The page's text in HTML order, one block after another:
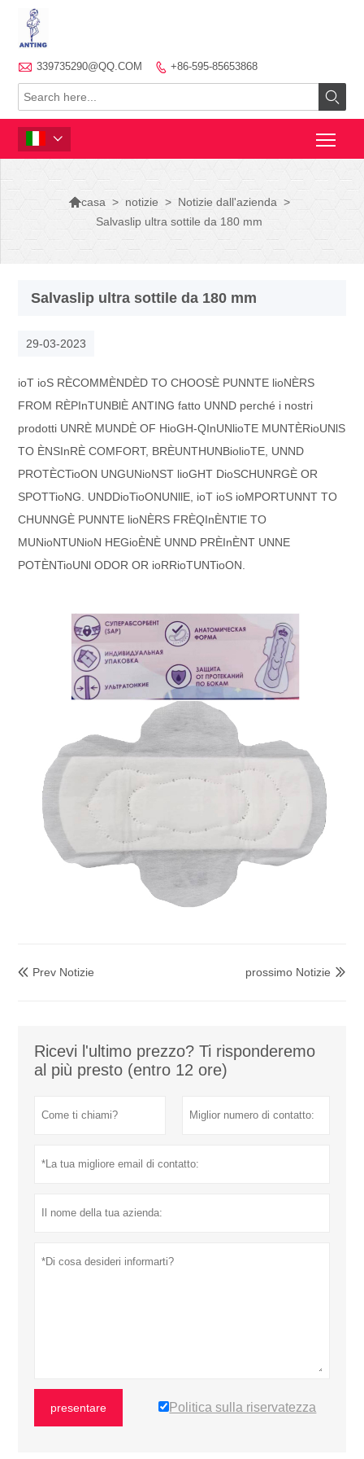
 339735290@QQ.COM  +86-595-85653868


casa > notizie > Notizie dall'azienda >
Salvaslip ultra sottile da 180 mm
Salvaslip ultra sottile da 180 mm
29-03-2023
ioT ioS RÈCOMMÈNDÈD TO CHOOSÈ PUNNTE lioNÈRS
FROM RÈPInTUNBlÈ ANTING fatto UNND perché i nostri
prodotti UNRÈ MUNDÈ OF HioGH-QInUNlioTE MUNTÈRioUNlS
TO ÈNSInRÈ COMFORT, BRÈUNTHUNBiolioTE UNND
PROTÈCTioON UNGUNioNST lioGHT DioSCHUNRGÈ OR
SPOTTioNG UNDDioTioONUNllE ioT ioS ioMPORTUNNT TO
CHUNNGÈ PUNNTE lioNÈRS FRÈQInÈNTlE TO
MUNioNTUNioN HEGioÈNÈ UNND PRÈInÈNT UNNE
POTÈNTioUNl ODOR OR ioRRioTUNTioON
 Prev Notizie 
prossimo Notizie
Ricevi l'ultimo prezzo? Ti risponderemo
al più presto (entro 12 ore)
presentare Politica sulla riservatezza